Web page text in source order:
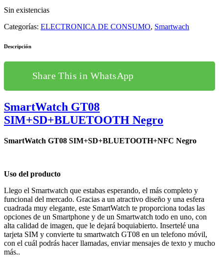
39,00€.28,00€.
Sin existencias
Categorías: ELECTRONICA DE CONSUMO, Smartwach
Descripción
Share This in WhatsApp
SmartWatch GT08
SIM+SD+BLUETOOTH Negro
SmartWatch GT08 SIM+SD+BLUETOOTH+NFC Negro
Uso del producto
Llego el Smartwatch que estabas esperando, el más completo y
funcional del mercado. Gracias a un atractivo diseño y una esfera
cuadrada muy elegante, este SmartWatch te proporciona todas las
opciones de un Smartphone y de un Smartwatch todo en uno, con
alta calidad de imagen, que le dejará boquiabierto. Insertelé una
tarjeta SIM y convierte tu smartwatch GT08 en un telefono móvil,
con el cuál podrás hacer llamadas, enviar mensajes de texto y mucho
más..